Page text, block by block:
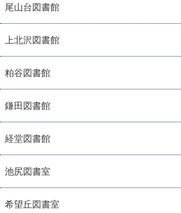
尾山台図書館
上北沢図書館
粕谷図書館
鎌田図書館
経堂図書館
池尻図書室
希望丘図書室